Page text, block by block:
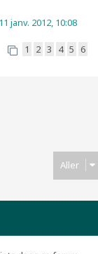
janv. 2012, 10:08
1 2 3 4 5 6
Aller